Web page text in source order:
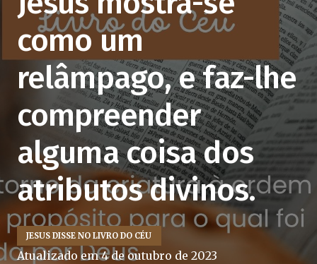
como um
relâmpago, e faz-lhe
compreender
alguma coisa dos
atributos divinos.
JESUS DISSE NO LIVRO DO CÉU
Atualizado em4 de outubro de 2023